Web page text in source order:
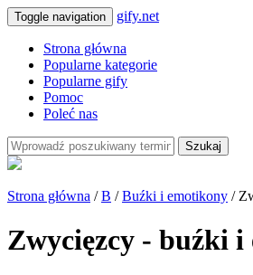
Toggle navigation gify.net
Strona główna
Popularne kategorie
Popularne gify
Pomoc
Poleć nas
Szukaj
Strona główna /B /Buźki i emotikony /
Zwycięzcy - buźki